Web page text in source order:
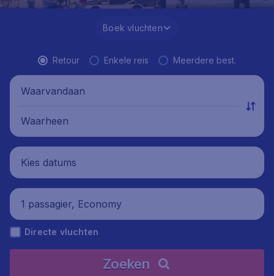
Boek vluchten
Retour Enkele reis Meerdere best.
Waarvandaan
Waarheen
Kies datums
1 passagier, Economy
Directe vluchten
Zoeken